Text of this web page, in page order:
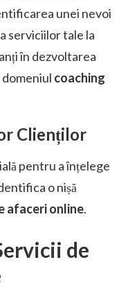
unei nevoi
serviciilor tale la
în dezvoltarea
coaching
Clienților
pentru a înțelege
o nișă
afaceri online.
de